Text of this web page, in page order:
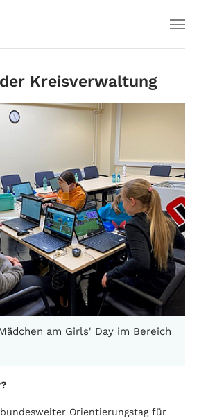
Kreisverwaltung
am Girls' Day im Bereich
Orientierungstag für